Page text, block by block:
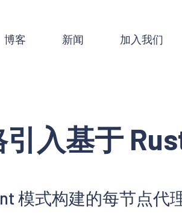
博客 新闻 加入我们
入基于
模式构建的每节点代理